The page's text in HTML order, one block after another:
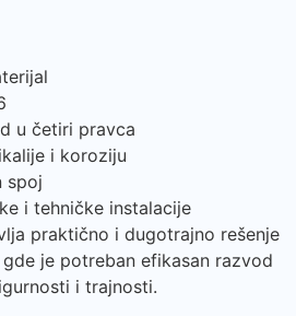
u četiri pravca
i koroziju
spoj
i tehničke instalacije
praktično i dugotrajno rešenje
je potreban efikasan razvod
i trajnosti.